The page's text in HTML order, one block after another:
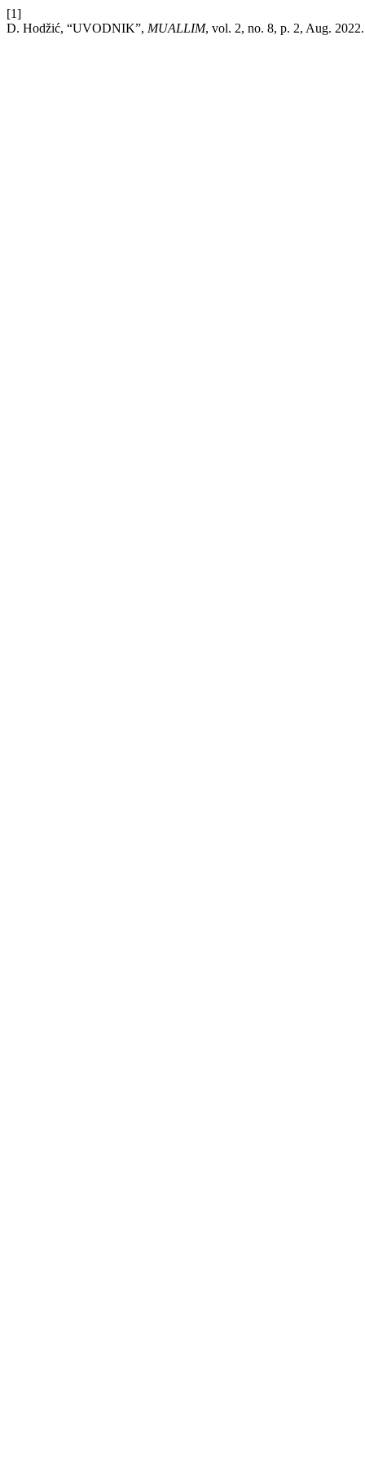
[1]
D. Hodžić, “UVODNIK”, MUALLIM, vol. 2, no. 8, p. 2, Aug. 2022.